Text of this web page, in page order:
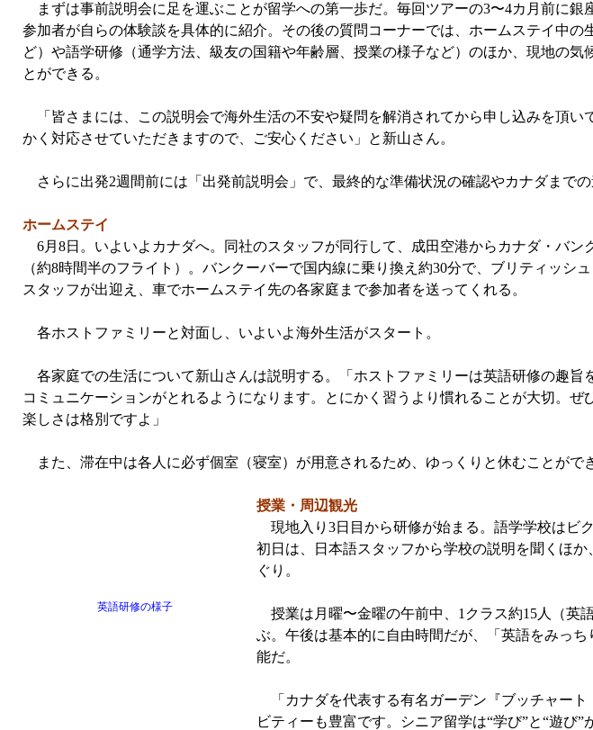
まずは事前説明会に足を運ぶことが留学への第一歩だ。毎回ツアーの3〜4カ月前に
参加者が自らの体験談を具体的に紹介。その後の質問コーナーでは、ホームステイ中
ど）や語学研修（通学方法、級友の国籍や年齢層、授業の様子など）のほか、現地の気
とができる。
「皆さまには、この説明会で海外生活の不安や疑問を解消されてから申し込みを頂い
かく対応させていただきますので、ご安心ください」と新山さん。
さらに出発2週間前には「出発前説明会」で、最終的な準備状況の確認やカナダまでの
ホームステイ
6月8日。いよいよカナダへ。同社のスタッフが同行して、成田空港からカナダ・バン
（約8時間半のフライト）。バンクーバーで国内線に乗り換え約30分で、ブリティッ
スタッフが出迎え、車でホームステイ先の各家庭まで参加者を送ってくれる。
各ホストファミリーと対面し、いよいよ海外生活がスタート。
各家庭での生活について新山さんは説明する。「ホストファミリーは英語研修の趣旨
コミュニケーションがとれるようになります。とにかく習うより慣れることが大切。
楽しさは格別ですよ」
また、滞在中は各人に必ず個室（寝室）が用意されるため、ゆっくりと休むことがで
英語研修の様子
授業・周辺観光
現地入り3日目から研修が始まる。語学学校はビ
初日は、日本語スタッフから学校の説明を聞くほ
ぐり。
授業は月曜〜金曜の午前中、1クラス約15人（英
ぶ。午後は基本的に自由時間だが、「英語をみっ
能だ。
「カナダを代表する有名ガーデン『ブッチャート
ビティーも豊富です。シニア留学は“学び”と“遊び